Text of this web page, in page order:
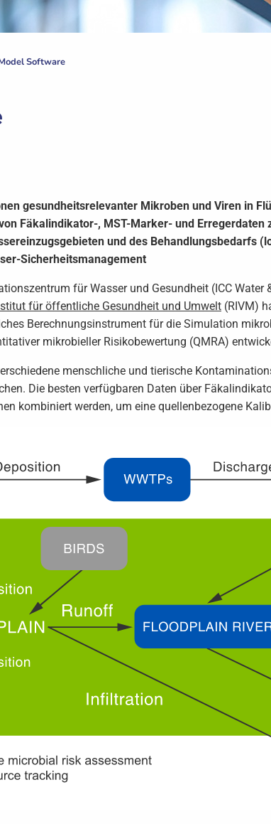
Software
gesundheitsrelevanter Mikroben und Viren in
Fäkalindikator-, MST-Marker- und Erregerdaten
und des Behandlungsbedarfs
Sicherheitsmanagement
für Wasser und Gesundheit (ICC Water
für öffentliche Gesundheit und Umwelt (RIVM)
Berechnungsinstrument für die Simulation
mikrobieller Risikobewertung (QMRA)
menschliche und tierische
Die besten verfügbaren Daten über
kombiniert werden, um eine quellenbezogene